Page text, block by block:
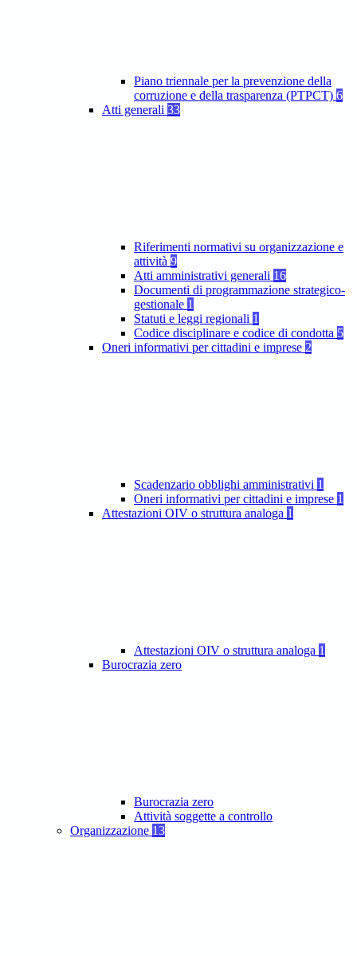
Piano triennale per la prevenzione della
corruzione e della trasparenza (PTPCT) 6
Atti generali 33
Riferimenti normativi su organizzazione e
attività 9
Atti amministrativi generali 16
Documenti di programmazione strategico-
gestionale 1
Statuti e leggi regionali 1
Codice disciplinare e codice di condotta 5
Oneri informativi per cittadini e imprese 2
Scadenzario obblighi amministrativi 1
Oneri informativi per cittadini e imprese 1
Attestazioni OIV o struttura analoga 1
Attestazioni OIV o struttura analoga 1
Burocrazia zero
Burocrazia zero
Attività soggette a controllo
Organizzazione 13